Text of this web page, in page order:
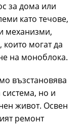
за дома или
като течове,
механизми,
могат да
на моноблока.
възстановява
но и
живот. Освен
ремонт